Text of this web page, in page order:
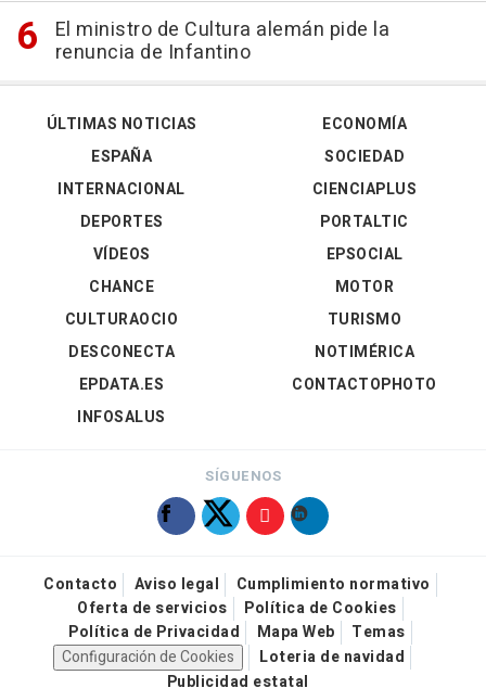
El ministro de Cultura alemán pide la
renuncia de Infantino
ÚLTIMAS NOTICIAS
ESPAÑA
INTERNACIONAL
DEPORTES
VÍDEOS
ECONOMÍA
SOCIEDAD
CIENCIAPLUS
PORTALTIC
EPSOCIAL
CHANCE
CULTURAOCIO
DESCONECTA
EPDATA.ES
INFOSALUS
MOTOR
TURISMO
NOTIMÉRICA
CONTACTOPHOTO
SÍGUENOS
Contacto Aviso legal
Cumplimiento normativo
Oferta de servicios
Política de Cookies
Política de Privacidad
Mapa Web
Temas
Configuración de Cookies
Loteria de navidad
Publicidad estatal